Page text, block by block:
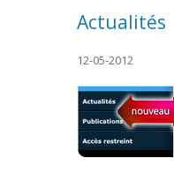
Actualités
12-05-2012